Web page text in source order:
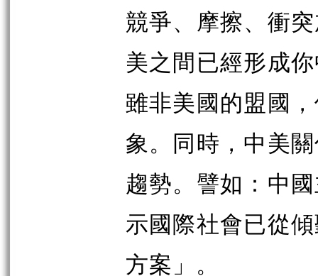
競爭、摩擦、衝
美之間已經形成
雖非美國的盟國
象。同時，中美
趨勢。譬如：中
示國際社會已從
方案」。